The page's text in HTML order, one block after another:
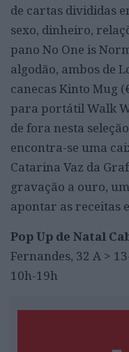
de cartas divididas
sexo, dinheiro,
pano No One is
algodão, ambos de
canecas Kinto Mug
para portátil Walk
de fora nesta
encontra-se uma
Catarina Vaz da
gravação a ouro,
apontar as receitas
Pop Up de Natal
Fernandes, 32 A >
10h-19h